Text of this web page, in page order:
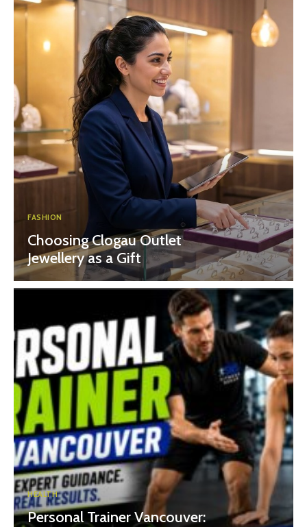
FASHION
Choosing Clogau Outlet
Jewellery as a Gift
HEALTH
Personal Trainer Vancouver: